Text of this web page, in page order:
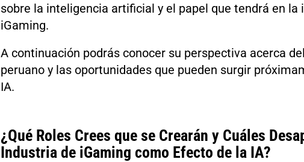
sobre la inteligencia artificial y el papel que tendrá en la
iGaming.
A continuación podrás conocer su perspectiva acerca
peruano y las oportunidades que pueden surgir
IA.
¿Qué Roles Crees que se Crearán y Cuáles
Industria de iGaming como Efecto de la IA?